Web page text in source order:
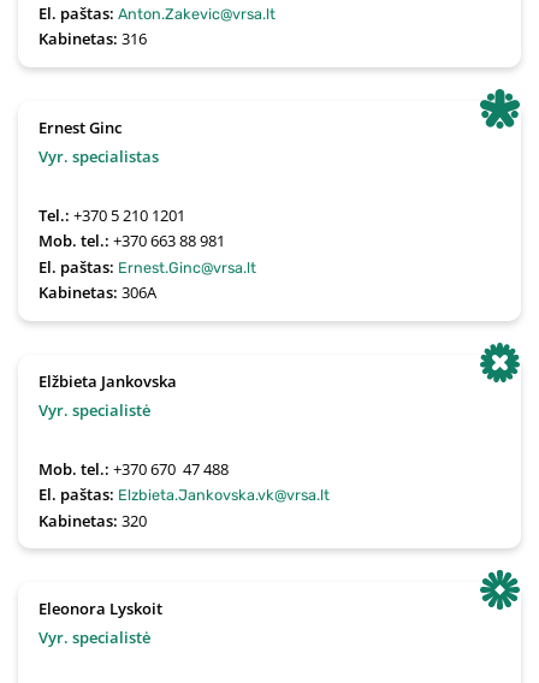
El. paštas:Anton.Zakevic@vrsa.lt
Kabinetas:316
Ernest Ginc
Vyr. specialistas
Tel.:+370 5 210 1201
Mob. tel.:+370 663 88 981
El. paštas: Ernest.Ginc@vrsa.lt
Kabinetas:306A
Elžbieta Jankovska
Vyr. specialistė
Mob. tel.:+370 670  47 488
El. paštas: Elzbieta.Jankovska.vk@vrsa.lt
Kabinetas:320
Eleonora Lyskoit
Vyr. specialistė